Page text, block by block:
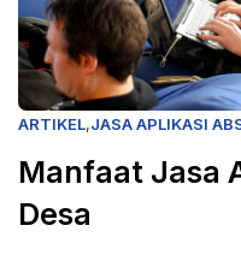
ARTIKEL,JASA APLIKASI
Manfaat Jasa
Desa